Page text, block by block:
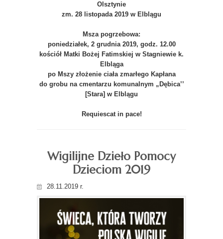
Olsztynie
zm. 28 listopada 2019 w Elblągu
Msza pogrzebowa:
poniedziałek, 2 grudnia 2019, godz. 12.00
kościół Matki Bożej Fatimskiej w Stagniewie k.
Elbląga
po Mszy złożenie ciała zmarłego Kapłana
do grobu na cmentarzu komunalnym „Dębica’’
[Stara] w Elblągu
Requiescat in pace!
Wigilijne Dzieło Pomocy
Dzieciom 2019
28.11.2019 r.